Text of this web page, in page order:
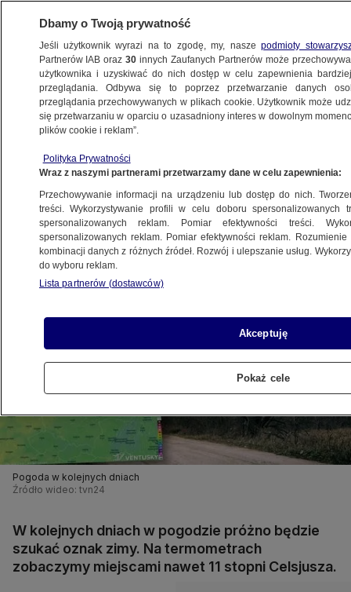
METEO
NAJNOWSZE
nie widać, będzie nawet 11 stopni
13.01.2020, 16:19
Udostępnij
Pogoda w kolejnych dniach
Źródło wideo: tvn24
W kolejnych dniach w pogodzie próżno będzie
szukać oznak zimy. Na termometrach
zobaczymy miejscami nawet 11 stopni Celsjusza.
Dbamy o Twoją prywatność
Jeśli użytkownik wyrazi na to zgodę, my, naszepodmioty
Partnerów IAB oraz30 innych Zaufanych Partnerów może
użytkownika i uzyskiwać do nich dostęp w celu zapewnienia
przeglądania. Odbywa się to poprzez przetwarzanie danych
przeglądania przechowywanych w plikach cookie. Użytkownik może
się przetwarzaniu w oparciu o uzasadniony interes w dowolnym
plików cookie i reklam”.
Polityka Prywatności
Wraz z naszymi partnerami przetwarzamy dane w celu zapewnienia:
Przechowywanie informacji na urządzeniu lub dostęp do nich.
treści. Wykorzystywanie profili w celu doboru spersonalizowanych
spersonalizowanych reklam. Pomiar efektywności treści.
spersonalizowanych reklam. Pomiar efektywności reklam.
kombinacji danych z różnych źródeł. Rozwój i ulepszanie usług.
do wyboru reklam.
Lista partnerów (dostawców)
Akceptuję
Pokaż cele